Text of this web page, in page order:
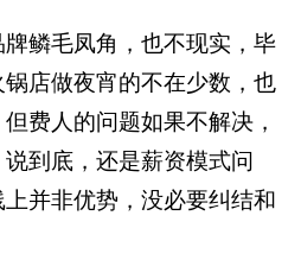
鳞毛凤角，也不现实，毕
店做夜宵的不在少数，也
费人的问题如果不解决，
到底，还是薪资模式问
并非优势，没必要纠结和